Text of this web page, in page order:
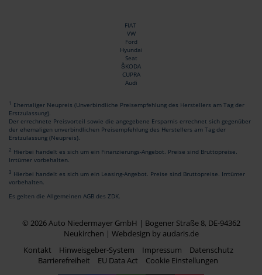
FIAT
VW
Ford
Hyundai
Seat
ŠKODA
CUPRA
Audi
1 Ehemaliger Neupreis (Unverbindliche Preisempfehlung des Herstellers am Tag der
Erstzulassung).
Der errechnete Preisvorteil sowie die angegebene Ersparnis errechnet sich gegenüber
der ehemaligen unverbindlichen Preisempfehlung des Herstellers am Tag der
Erstzulassung (Neupreis).
2 Hierbei handelt es sich um ein Finanzierungs-Angebot. Preise sind Bruttopreise.
Irrtümer vorbehalten.
3 Hierbei handelt es sich um ein Leasing-Angebot. Preise sind Bruttopreise. Irrtümer
vorbehalten.
Es gelten die Allgemeinen AGB des ZDK.
© 2026 Auto Niedermayer GmbH | Bogener Straße 8, DE-94362
Neukirchen | Webdesign by audaris.de
Kontakt
Hinweisgeber-System Impressum
Datenschutz
Barrierefreiheit
EU Data Act Cookie Einstellungen